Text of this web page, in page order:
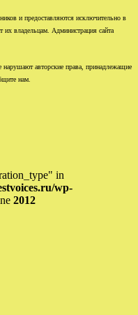
и предоставляются исключительно в
их владельцам. Администрация сайта
авторские права, принадлежащие
нам.
in
wp-
2012